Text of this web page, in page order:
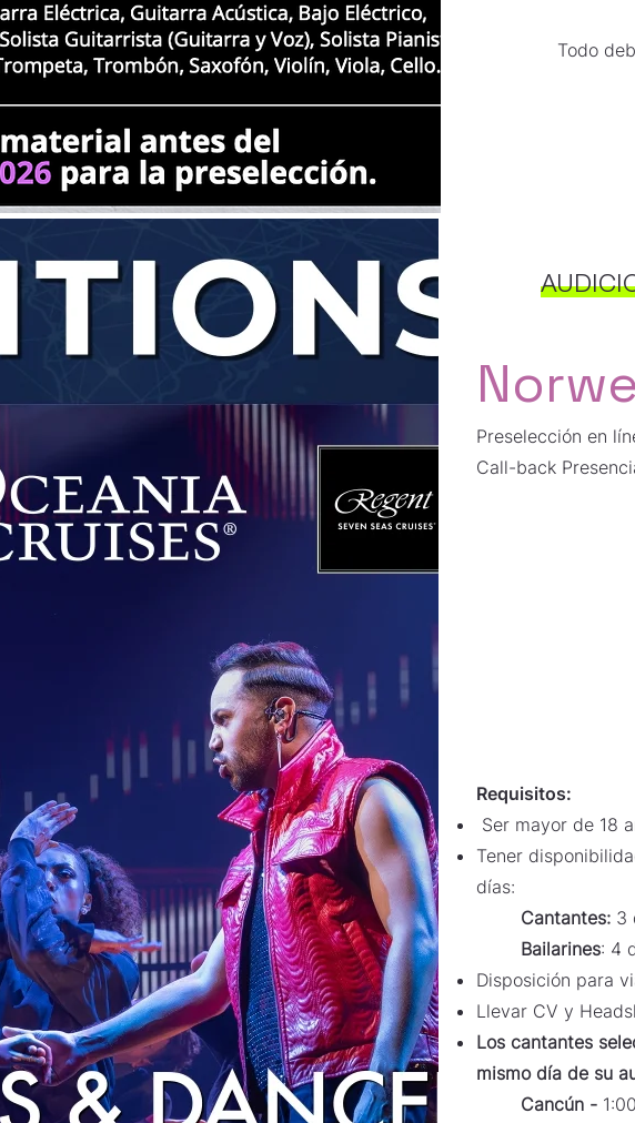
Todo
Preselección en
Call-back
Requisitos:
Ser mayor de 18
Tener
días:
Cantantes: ​3
Bailarines: 4
Disposición para
Llevar CV y
Los cantantes
mismo día de su
Cancún -